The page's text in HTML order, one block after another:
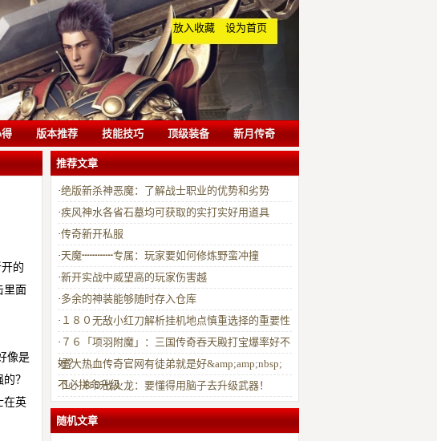
放入收藏 设为首页
版本推荐 技能技巧 顶级装备 新月传奇
的
里面
像是
？
在英
推荐文章
·绝版新杀神恶魔：了解战士职业的优势和劣势
·疾风神水各省石墓均可获取的实打实好用道具
·传奇新开私服
·天魔┉┉┉专属：玩家要如何修炼野蛮冲撞
·新开实战中威望高的玩家伤害越
·多余的神装能够随时存入仓库
· １８０无敌小红刀解析挂机地点慎重选择的重要性
· ７６「项羽附魔」：三国传奇吞天殿打宝爆率好不
好？
·盛大热血传奇官网有徒弟就是好&amp;amp;nbsp;
不必拼命升级
·１丶８０战火龙：要懂得用脑子去升级武器！
随机文章